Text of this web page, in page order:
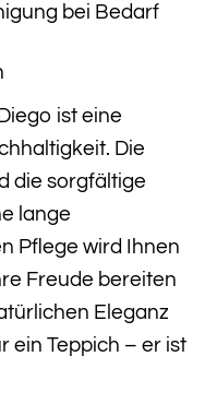
bei Bedarf
ist eine
Die
die sorgfältige
lange
Pflege wird Ihnen
Freude bereiten
Eleganz
ein Teppich – er ist